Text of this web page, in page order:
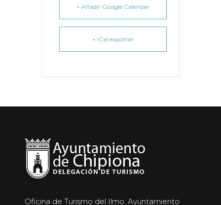
+ Añadir Google Calendar
+ iCal exportar
Oficina de Turismo del Ilmo. Ayuntamiento